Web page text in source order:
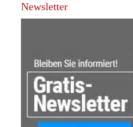
Newsletter